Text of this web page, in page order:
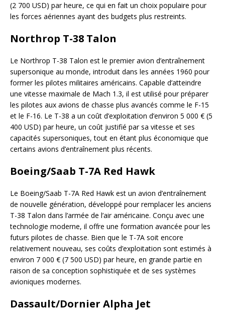
(2 700 USD) par heure, ce qui en fait un choix populaire pour
les forces aériennes ayant des budgets plus restreints.
Northrop T-38 Talon
Le Northrop T-38 Talon est le premier avion d’entraînement
supersonique au monde, introduit dans les années 1960 pour
former les pilotes militaires américains. Capable d’atteindre
une vitesse maximale de Mach 1.3, il est utilisé pour préparer
les pilotes aux avions de chasse plus avancés comme le F-15
et le F-16. Le T-38 a un coût d’exploitation d’environ 5 000 € (5
400 USD) par heure, un coût justifié par sa vitesse et ses
capacités supersoniques, tout en étant plus économique que
certains avions d’entraînement plus récents.
Boeing/Saab T-7A Red Hawk
Le Boeing/Saab T-7A Red Hawk est un avion d’entraînement
de nouvelle génération, développé pour remplacer les anciens
T-38 Talon dans l’armée de l’air américaine. Conçu avec une
technologie moderne, il offre une formation avancée pour les
futurs pilotes de chasse. Bien que le T-7A soit encore
relativement nouveau, ses coûts d’exploitation sont estimés à
environ 7 000 € (7 500 USD) par heure, en grande partie en
raison de sa conception sophistiquée et de ses systèmes
avioniques modernes.
Dassault/Dornier Alpha Jet